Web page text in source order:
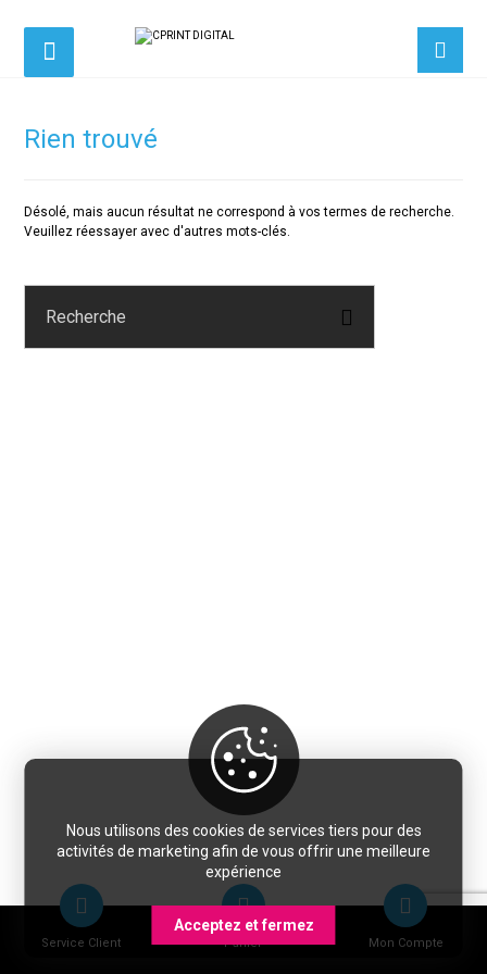
Rien trouvé
Désolé, mais aucun résultat ne correspond à vos termes de recherche.
Veuillez réessayer avec d'autres mots-clés.
Service Client Panier Mon Compte
Nous utilisons des cookies de services tiers pour des
activités de marketing afin de vous offrir une meilleure
expérience
Acceptez et fermez